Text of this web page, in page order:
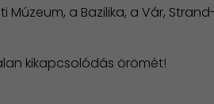
a Bazilika, a Vár,
kikapcsolódás örömét!